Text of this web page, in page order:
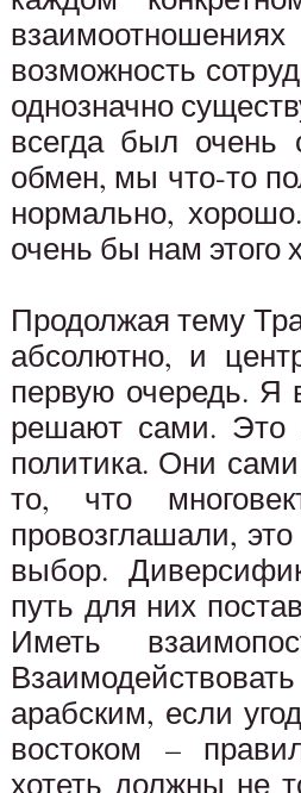
возможность
однозначно
всегда был очень
обмен, мы что-то
нормально,
очень бы нам этого
Продолжая тему
абсолютно, и
первую очередь. Я
решают сами. Это
политика. Они
то, что
провозглашали,
выбор.
путь для них
Иметь
арабским, если
востоком –
хотеть должны не